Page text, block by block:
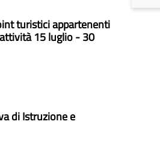
turistici appartenenti
15 luglio - 30
di Istruzione e